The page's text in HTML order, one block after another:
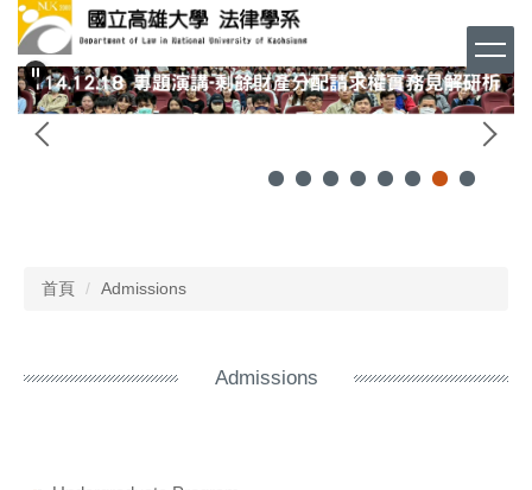
跳
到
主
要
內
首頁 Admissions
Admissions